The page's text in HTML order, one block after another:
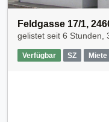
Feldgasse 17/1,
gelistet seit 6 Stunden,
Verfügbar SZ Miete